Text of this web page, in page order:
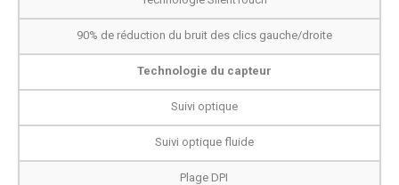
90% de réduction du bruit des clics gauche/droite
Technologie du capteur
Suivi optique
Suivi optique fluide
Plage DPI